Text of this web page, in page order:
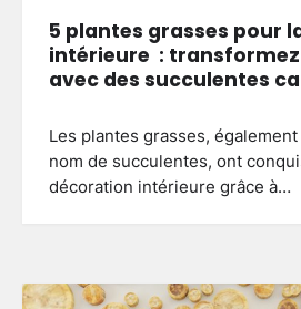
5 plantes grasses pour
intérieure :
avec des succulentes
Les plantes grasses,
nom de succulentes, ont
décoration intérieure grâce à…